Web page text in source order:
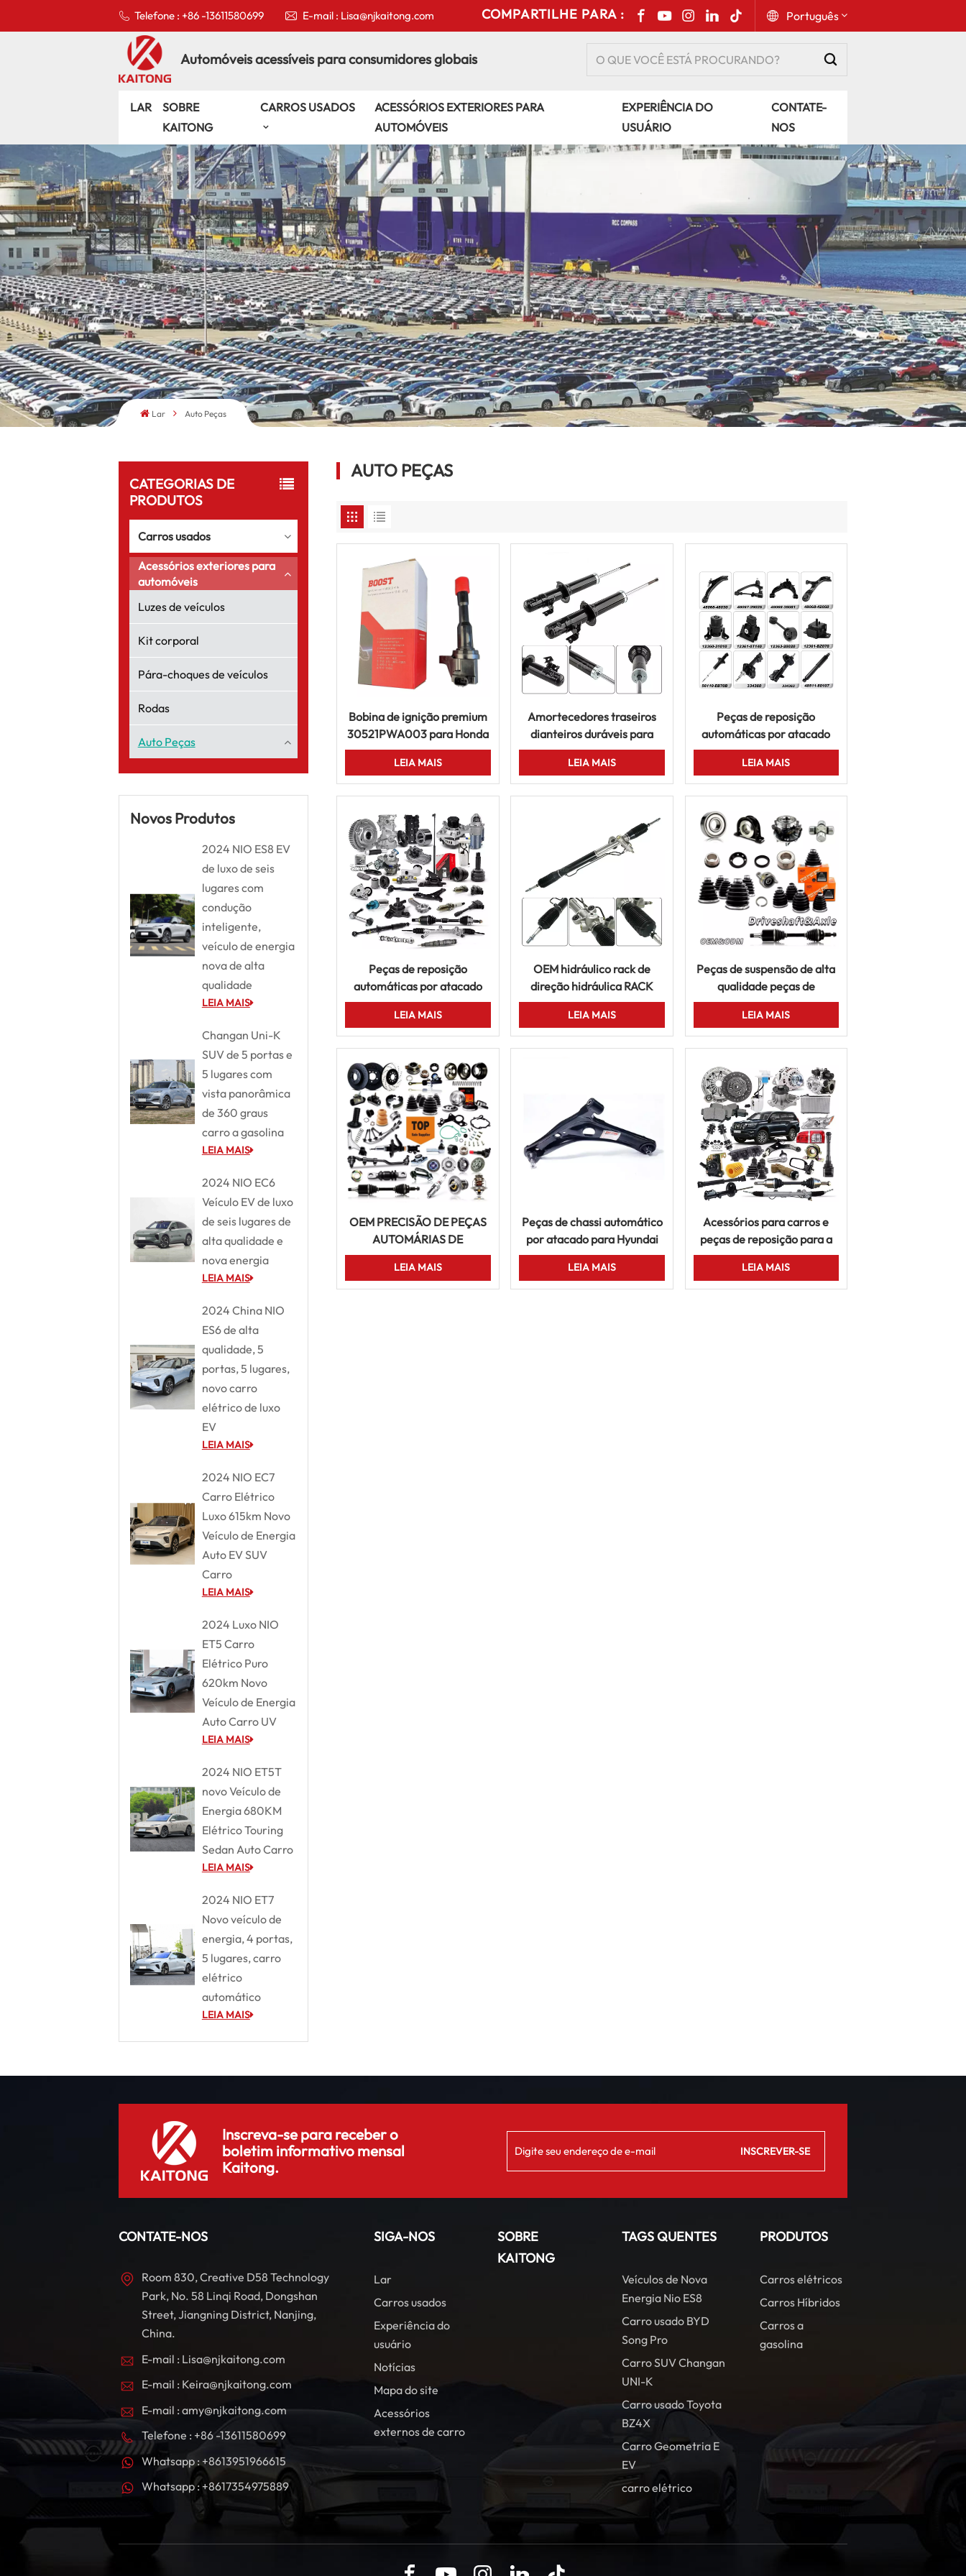
Telefone : +86 -13611580699 E-mail : Lisa@njkaitong.com COMPARTILHE PARA : Português
Русский
Español
Português
عربي
kiswahili
Automóveis acessíveis para consumidores globais
LAR
SOBRE
KAITONG
CARROS USADOS
ACESSÓRIOS EXTERIORES PARA
AUTOMÓVEIS
EXPERIÊNCIA DO
USUÁRIO
CONTATE-
NOS
Lar Auto Peças
CATEGORIAS DE
PRODUTOS
Carros usados
Acessórios exteriores para
automóveis
Luzes de veículos
Kit corporal
Pára-choques de veículos
Rodas
Auto Peças
Novos Produtos
2024 NIO ES8 EV
de luxo de seis
lugares com
condução
inteligente,
veículo de energia
nova de alta
qualidade
LEIA MAIS
Changan Uni-K
SUV de 5 portas e
5 lugares com
vista panorâmica
de 360 graus
carro a gasolina
LEIA MAIS
2024 NIO EC6
Veículo EV de luxo
de seis lugares de
alta qualidade e
nova energia
LEIA MAIS
2024 China NIO
ES6 de alta
qualidade, 5
portas, 5 lugares,
novo carro
elétrico de luxo
EV
LEIA MAIS
2024 NIO EC7
Carro Elétrico
Luxo 615km Novo
Veículo de Energia
Auto EV SUV
Carro
LEIA MAIS
2024 Luxo NIO
ET5 Carro
Elétrico Puro
620km Novo
Veículo de Energia
Auto Carro UV
LEIA MAIS
2024 NIO ET5T
novo Veículo de
Energia 680KM
Elétrico Touring
Sedan Auto Carro
LEIA MAIS
2024 NIO ET7
Novo veículo de
energia, 4 portas,
5 lugares, carro
elétrico
automático
LEIA MAIS
AUTO PEÇAS
Bobina de ignição premium
30521PWA003 para Honda
Fit Jazz City Civic Mobilio
Partner
LEIA MAIS
Amortecedores traseiros
dianteiros duráveis para
Toyota Corolla Nissan
Honda Mazda Mitsubishi
Isuzu
LEIA MAIS
Peças de reposição
automáticas por atacado
para Toyota Corolla Hyundai
Suzuki Nissan Veículos
coreanos do Japão
LEIA MAIS
Peças de reposição
automáticas por atacado
para Toyota Nissan Mazda
Mitsubishi Honda Suzuki
Carros Japoneses
LEIA MAIS
OEM hidráulico rack de
direção hidráulica RACK
RHD RHD DIREÇÃO DO
TOYOTA COROLLA HONDA
Accord Nissan Mazda
LEIA MAIS
Peças de suspensão de alta
qualidade peças de
reposição automática para
Toyota Honda Nissan Mazda
Hyundai Mitsubishi
LEIA MAIS
OEM PRECISÃO DE PEÇAS
AUTOMÁRIAS DE
ALUMINAMENTO DE
ALENTE DE ARENHA DE
ALEIR
LEIA MAIS
Peças de chassi automático
por atacado para Hyundai
Toyota Hilux Corolla Mazda
Mitsubishi Nissan
LEIA MAIS
Acessórios para carros e
peças de reposição para a
Toyota Corolla Land Cruiser
Hilux Hiace Prado
LEIA MAIS
Inscreva-se para receber o
boletim informativo mensal
Kaitong.
CONTATE-NOS
Room 830, Creative D58 Technology
Park, No. 58 Linqi Road, Dongshan
Street, Jiangning District, Nanjing,
China.
E-mail : Lisa@njkaitong.com
E-mail : Keira@njkaitong.com
E-mail : amy@njkaitong.com
Telefone : +86 -13611580699
Whatsapp : +8613951966615
Whatsapp : +8617354975889
SIGA-NOS
Lar
Carros usados
Experiência do
usuário
Notícias
Mapa do site
Acessórios
externos de carro
SOBRE
KAITONG
TAGS QUENTES
Veículos de Nova
Energia Nio ES8
Carro usado BYD
Song Pro
Carro SUV Changan
UNI-K
Carro usado Toyota
BZ4X
Carro Geometria E
EV
carro elétrico
PRODUTOS
Carros elétricos
Carros Híbridos
Carros a
gasolina